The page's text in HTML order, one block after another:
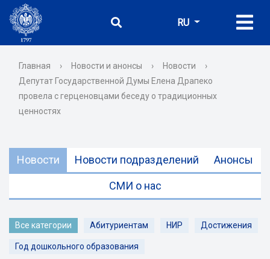
RU
Главная › Новости и анонсы › Новости
›
Депутат Государственной Думы Елена Драпеко
провела с герценовцами беседу о традиционных
ценностях
Новости Новости подразделений Анонсы
СМИ о нас
Все категории Абитуриентам НИР Достижения
Год дошкольного образования